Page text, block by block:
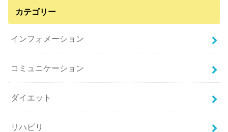
カテゴリー
インフォメーション
コミュニケーション
ダイエット
リハビリ